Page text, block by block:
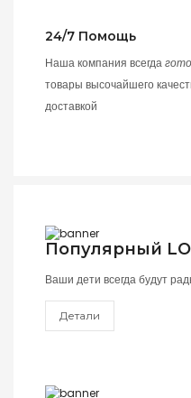
24/7 Помощь
Наша компания всегда
товары высочайшего
доставкой
Популярный
Ваши дети всегда будут
Детали